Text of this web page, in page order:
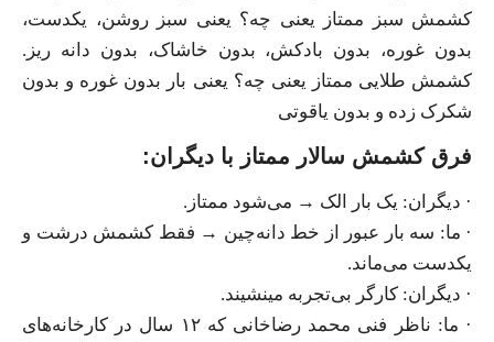
کشمش سبز ممتاز یعنی چه؟ یعنی سبز روشن، یکدست،
بدون غوره، بدون بادکش، بدون خاشاک، بدون دانه ریز.
کشمش طلایی ممتاز یعنی چه؟ یعنی بار بدون غوره و بدون
شکرک زده و بدون یاقوتی
فرق کشمش سالار ممتاز با دیگران:
· دیگران: یک بار الک → می‌شود ممتاز.
· ما: سه بار عبور از خط دانه‌چین → فقط کشمش درشت و
یکدست می‌ماند.
· دیگران: کارگر بی‌تجربه مینشیند.
· ما: ناظر فنی محمد رضاخانی که ۱۲ سال در کارخانه‌های